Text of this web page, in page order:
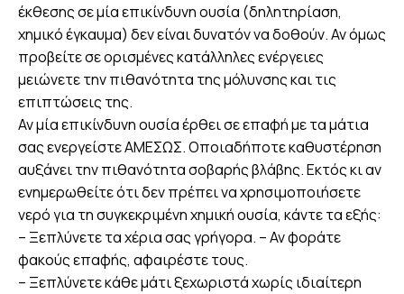
έκθεσης σε μία επικίνδυνη ουσία (δηλητηρίαση,
χημικό έγκαυμα) δεν είναι δυνατόν να δοθούν. Αν όμως
προβείτε σε ορισμένες κατάλληλες ενέργειες
μειώνετε την πιθανότητα της μόλυνσης και τις
επιπτώσεις της.
Αν μία επικίνδυνη ουσία έρθει σε επαφή με τα μάτια
σας ενεργείστε ΑΜΕΣΩΣ. Οποιαδήποτε καθυστέρηση
αυξάνει την πιθανότητα σοβαρής βλάβης. Εκτός κι αν
ενημερωθείτε ότι δεν πρέπει να χρησιμοποιήσετε
νερό για τη συγκεκριμένη χημική ουσία, κάντε τα εξής:
– Ξεπλύνετε τα χέρια σας γρήγορα. – Αν φοράτε
φακούς επαφής, αφαιρέστε τους.
– Ξεπλύνετε κάθε μάτι ξεχωριστά χωρίς ιδιαίτερη